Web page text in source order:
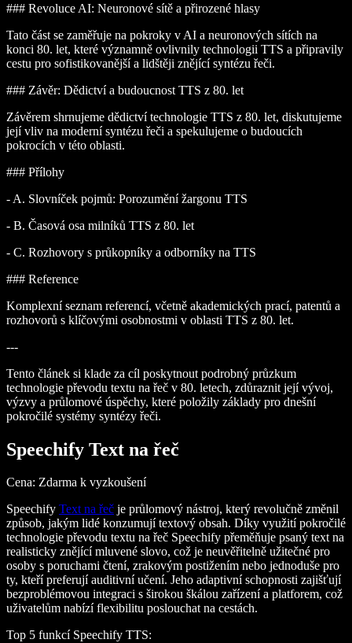
### Revoluce AI: Neuronové sítě a přirozené hlasy
Tato část se zaměřuje na pokroky v AI a neuronových sítích na
konci 80. let, které významně ovlivnily technologii TTS a připravily
cestu pro sofistikovanější a lidštěji znějící syntézu řeči.
### Závěr: Dědictví a budoucnost TTS z 80. let
Závěrem shrnujeme dědictví technologie TTS z 80. let, diskutujeme
její vliv na moderní syntézu řeči a spekulujeme o budoucích
pokrocích v této oblasti.
### Přílohy
- A. Slovníček pojmů: Porozumění žargonu TTS
- B. Časová osa milníků TTS z 80. let
- C. Rozhovory s průkopníky a odborníky na TTS
### Reference
Komplexní seznam referencí, včetně akademických prací, patentů a
rozhovorů s klíčovými osobnostmi v oblasti TTS z 80. let.
---
Tento článek si klade za cíl poskytnout podrobný průzkum
technologie převodu textu na řeč v 80. letech, zdůraznit její vývoj,
výzvy a průlomové úspěchy, které položily základy pro dnešní
pokročilé systémy syntézy řeči.
Speechify Text na řeč
Cena: Zdarma k vyzkoušení
Speechify Text na řeč je průlomový nástroj, který revolučně změnil
způsob, jakým lidé konzumují textový obsah. Díky využití pokročilé
technologie převodu textu na řeč Speechify přeměňuje psaný text na
realisticky znějící mluvené slovo, což je neuvěřitelně užitečné pro
osoby s poruchami čtení, zrakovým postižením nebo jednoduše pro
ty, kteří preferují auditivní učení. Jeho adaptivní schopnosti zajišťují
bezproblémovou integraci s širokou škálou zařízení a platforem, což
uživatelům nabízí flexibilitu poslouchat na cestách.
Top 5 funkcí Speechify TTS: